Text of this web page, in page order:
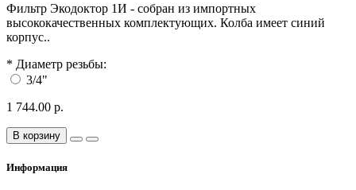
Фильтр Экодоктор 1И - собран из импортных
высококачественных комплектующих. Колба имеет синий
корпус..
* Диаметр резьбы:
3/4"
1 744.00 р.
В корзину
Информация